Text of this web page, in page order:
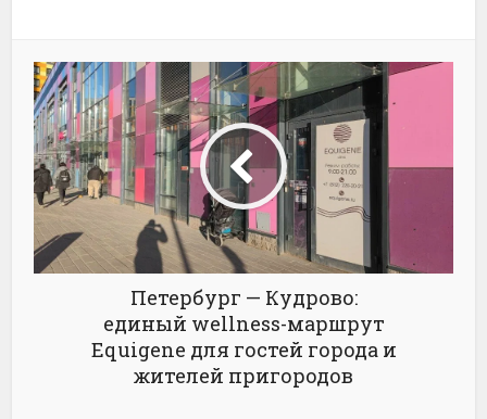
Петербург — Кудрово:
единый wellness-маршрут
Equigene для гостей города и
жителей пригородов